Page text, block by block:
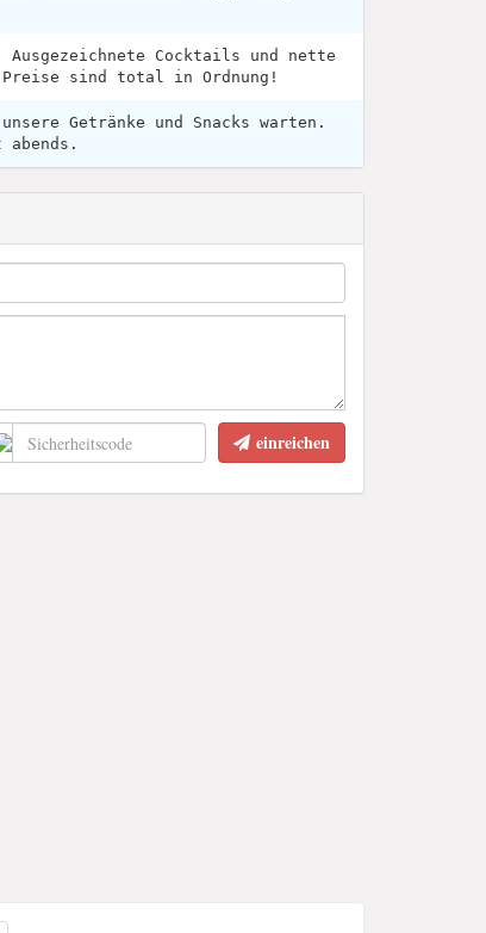
Cocktails und nette
Preise sind total in Ordnung!
Getränke und Snacks warten.
einreichen